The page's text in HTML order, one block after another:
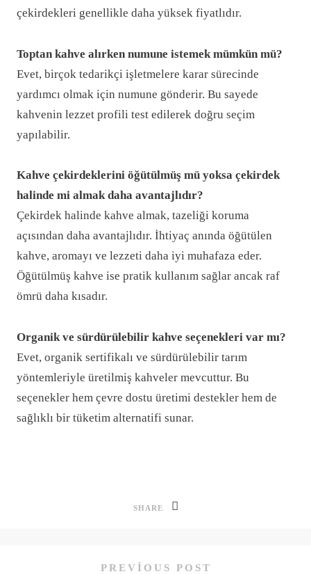
çekirdekleri genellikle daha yüksek fiyatlıdır.
Toptan kahve alırken numune istemek mümkün mü?
Evet, birçok tedarikçi işletmelere karar sürecinde
yardımcı olmak için numune gönderir. Bu sayede
kahvenin lezzet profili test edilerek doğru seçim
yapılabilir.
Kahve çekirdeklerini öğütülmüş mü yoksa çekirdek
halinde mi almak daha avantajlıdır?
Çekirdek halinde kahve almak, tazeliği koruma
açısından daha avantajlıdır. İhtiyaç anında öğütülen
kahve, aromayı ve lezzeti daha iyi muhafaza eder.
Öğütülmüş kahve ise pratik kullanım sağlar ancak raf
ömrü daha kısadır.
Organik ve sürdürülebilir kahve seçenekleri var mı?
Evet, organik sertifikalı ve sürdürülebilir tarım
yöntemleriyle üretilmiş kahveler mevcuttur. Bu
seçenekler hem çevre dostu üretimi destekler hem de
sağlıklı bir tüketim alternatifi sunar.
SHARE
PREVIOUS POST